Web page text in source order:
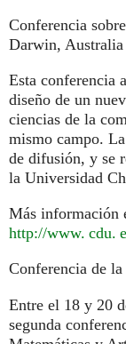
Conferencia
Darwin, Australia
Esta conferencia
diseño de un
ciencias de la
mismo campo.
de difusión, y se
la Universidad
Más información
http://www. cdu.
Conferencia de la
Entre el 18 y 20
segunda